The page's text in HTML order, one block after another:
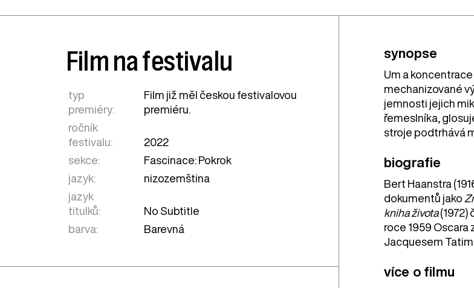
synopse
Um a
mechanizované
jemnosti jejich
řemeslníka,
stroje podtrhává
biografie
Bert Haanstra
dokumentů jako
kniha života(1972)
roce 1959
Jacquesem
více o filmu
Film na festivalu
typ
premiéry:
Film již měl českou festivalovou
premiéru.
ročník
festivalu:
2022
sekce:
Fascinace: Pokrok
jazyk:
nizozemština
jazyk
titulků:
No Subtitle
barva:
Barevná